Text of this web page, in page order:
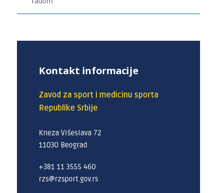
Kontakt informacije
Zavod za sport i medicinu sporta
Republike Srbije
Kneza Višeslava 72
11030 Beograd
+381 11 3555 460
rzs@rzsport.gov.rs